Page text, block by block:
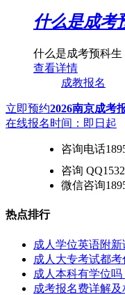
什么是成考
什么是成考预科
查看详情
成教报名
立即预约2026南京成考
在线报名时间：即日起
咨询电话
咨询 QQ
微信咨询
热点排行
成人学位英语附
成人大专考试都考
成人本科有学位吗
成考报名费详解